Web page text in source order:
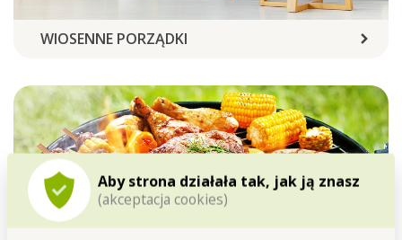
Aby strona działała tak, jak ją znasz
(akceptacja cookies)
WIOSENNE PORZĄDKI